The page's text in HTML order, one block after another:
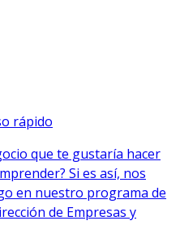
rápido
que te gustaría hacer
Si es así, nos
en nuestro programa de
de Empresas y